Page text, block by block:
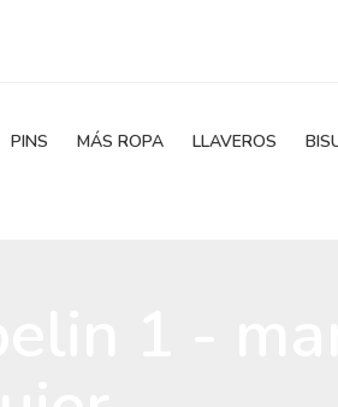
PINS MÁS ROPA LLAVEROS